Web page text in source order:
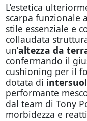
L’estetica
scarpa funzionale
stile essenziale e
collaudata
un’altezza da
confermando il
cushioning per il
dotata di
performante
dal team di Tony
morbidezza e